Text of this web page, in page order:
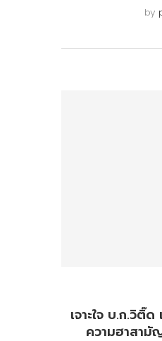
by
เจาะใจ บ.ก.วิติ๊ด
ความฮาสามั